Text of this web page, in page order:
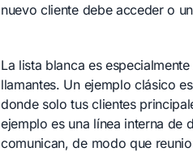
nuevo cliente debe acceder o
La lista blanca es
llamantes. Un ejemplo clásico
donde solo tus clientes
ejemplo es una línea interna de
comunican, de modo que